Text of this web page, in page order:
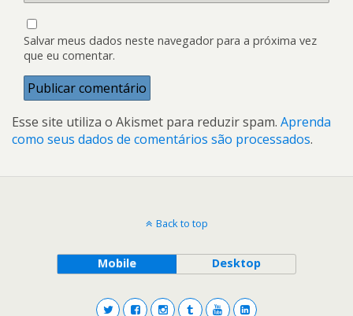
Salvar meus dados neste navegador para a próxima vez
que eu comentar.
Esse site utiliza o Akismet para reduzir spam. Aprenda
como seus dados de comentários são processados.
Back to top
Mobile Desktop